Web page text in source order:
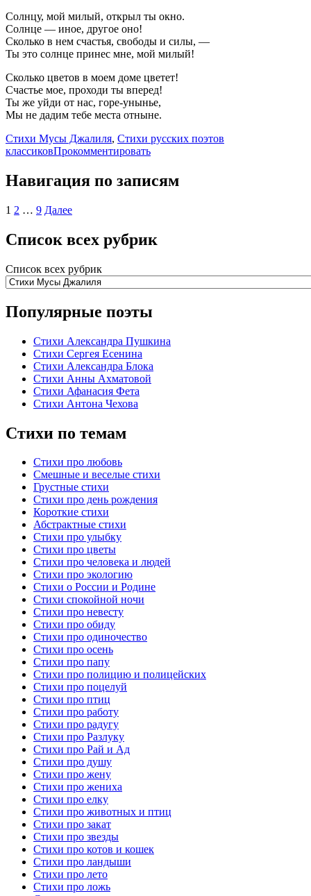
Солнцу, мой милый, открыл ты окно.
Солнце — иное, другое оно!
Сколько в нем счастья, свободы и силы, —
Ты это солнце принес мне, мой милый!
Сколько цветов в моем доме цветет!
Счастье мое, проходи ты вперед!
Ты же уйди от нас, горе-унынье,
Мы не дадим тебе места отныне.
Стихи Мусы Джалиля, Стихи русских поэтов
классиковПрокомментировать
Навигация по записям
1 2 … 9 Далее
Список всех рубрик
Список всех рубрик
Популярные поэты
Стихи Александра Пушкина
Стихи Сергея Есенина
Стихи Александра Блока
Стихи Анны Ахматовой
Стихи Афанасия Фета
Стихи Антона Чехова
Стихи по темам
Стихи про любовь
Смешные и веселые стихи
Грустные стихи
Стихи про день рождения
Короткие стихи
Абстрактные стихи
Стихи про улыбку
Стихи про цветы
Стихи про человека и людей
Стихи про экологию
Стихи о России и Родине
Стихи спокойной ночи
Стихи про невесту
Стихи про обиду
Стихи про одиночество
Стихи про осень
Стихи про папу
Стихи про полицию и полицейских
Стихи про поцелуй
Стихи про птиц
Стихи про работу
Стихи про радугу
Стихи про Разлуку
Стихи про Рай и Ад
Стихи про душу
Стихи про жену
Стихи про жениха
Стихи про елку
Стихи про животных и птиц
Стихи про закат
Стихи про звезды
Стихи про котов и кошек
Стихи про ландыши
Стихи про лето
Стихи про ложь